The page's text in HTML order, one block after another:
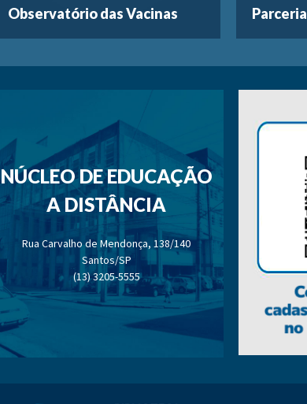
Observatório das Vacinas Parceria
NÚCLEO DE EDUCAÇÃO
A DISTÂNCIA
Rua Carvalho de Mendonça, 138/140
Santos/SP
(13) 3205-5555